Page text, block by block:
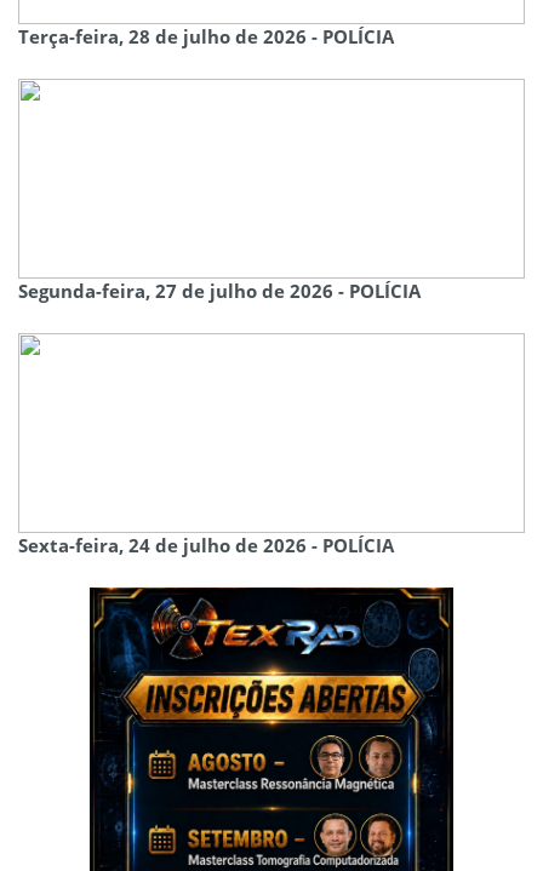
Terça-feira, 28 de julho de 2026 - POLÍCIA
Segunda-feira, 27 de julho de 2026 - POLÍCIA
Sexta-feira, 24 de julho de 2026 - POLÍCIA